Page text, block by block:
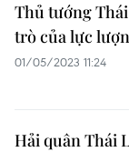
Thủ tướng
trò của lực
01/05/2023 11:24
Hải quân Thái